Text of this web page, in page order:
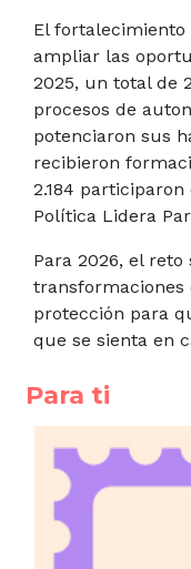
El fortalecimiento
ampliar las
2025, un total de
procesos de
potenciaron sus
recibieron
2.184
Política Lidera
Para 2026, el
protección para
que se sienta en
Para ti